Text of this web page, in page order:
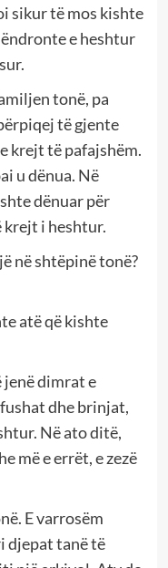
sikur të mos kishte
e heshtur
tonë, pa
të gjente
krejt të pafajshëm.
u dënua. Në
dënuar për
krejt i heshtur.
në shtëpinë tonë?
atë që kishte
jenë dimrat e
dhe brinjat,
Në ato ditë,
më e errët, e zezë
E varrosëm
djepat tanë të